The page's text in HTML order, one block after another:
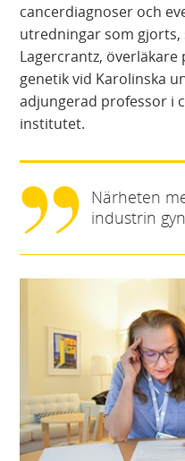
cancerdiagnoser och
utredningar som gjorts,
Lagercrantz, överläkare
genetik vid Karolinska
adjungerad professor i
institutet.
Närheten
industrin